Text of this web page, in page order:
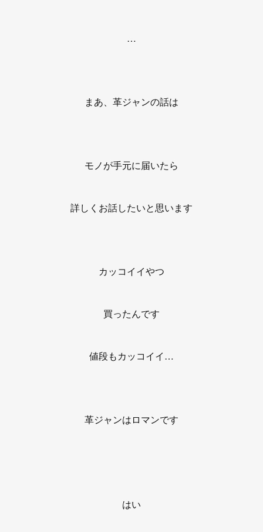
…
まあ、革ジャンの話は
モノが手元に届いたら
詳しくお話したいと思います
カッコイイやつ
買ったんです
値段もカッコイイ…
革ジャンはロマンです
はい